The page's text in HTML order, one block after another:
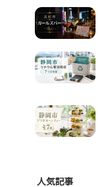
人気記事